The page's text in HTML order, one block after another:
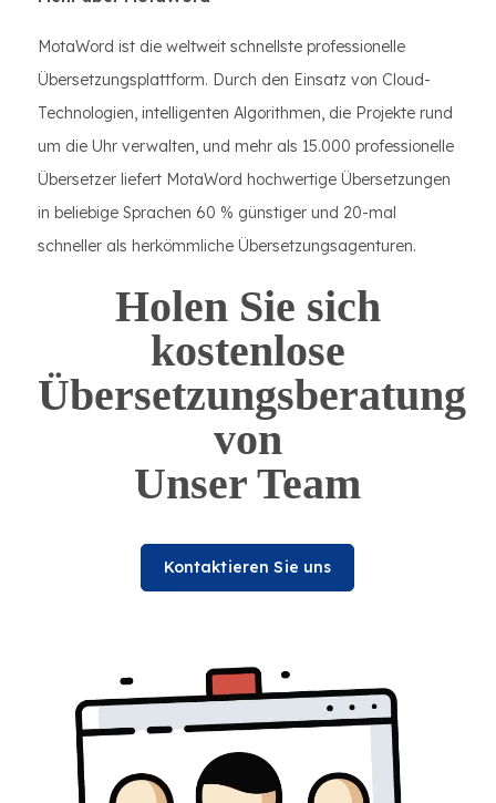
MotaWord ist die weltweit schnellste professionelle
Übersetzungsplattform. Durch den Einsatz von Cloud-
Technologien, intelligenten Algorithmen, die Projekte rund
um die Uhr verwalten, und mehr als 15.000 professionelle
Übersetzer liefert MotaWord hochwertige Übersetzungen
in beliebige Sprachen 60 % günstiger und 20-mal
schneller als herkömmliche Übersetzungsagenturen.
Holen Sie sich
kostenlose
Übersetzungsberatung
von
Unser Team
Kontaktieren Sie uns